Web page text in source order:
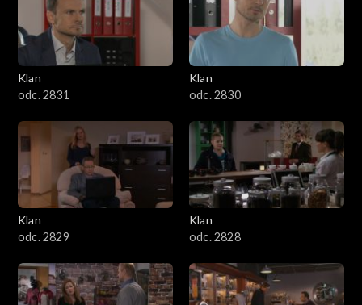
Klan
odc. 2831
Klan
odc. 2830
Klan
odc. 2829
Klan
odc. 2828